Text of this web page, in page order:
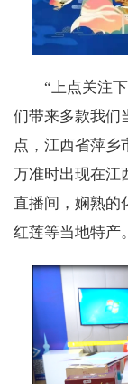
“上点关注
们带来多款我们
点，江西省萍乡
万准时出现在江
直播间，娴熟的
红莲等当地特产。